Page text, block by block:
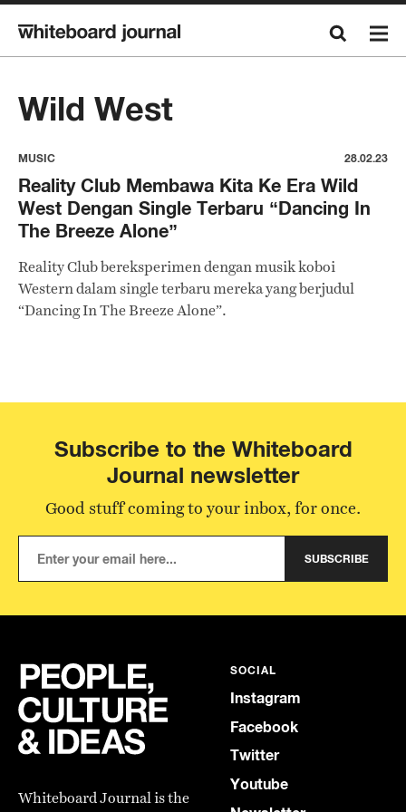
Wild West
MUSIC 28.02.23
Reality Club Membawa Kita Ke Era Wild
West Dengan Single Terbaru “Dancing In
The Breeze Alone”
Reality Club bereksperimen dengan musik koboi
Western dalam single terbaru mereka yang berjudul
“Dancing In The Breeze Alone”.
Subscribe to the Whiteboard
Journal newsletter
Good stuff coming to your inbox, for once.
SUBSCRIBE
Whiteboard Journal is the
SOCIAL
Instagram
Facebook
Twitter
Youtube